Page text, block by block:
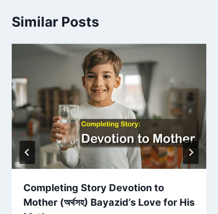
Similar Posts
Completing Story Devotion to
Mother (অর্থসহ) Bayazid’s Love for His